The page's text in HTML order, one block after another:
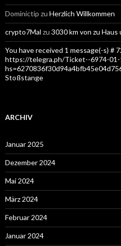
Dominictip zu Herzlich Willkommen
crypto7Mal zu 3030 km von zu
You have received 1 message(-s) #
https://telegra.ph/Ticket--6974-01-
Stoßstange
ARCHIV
Januar 2025
Dezember 2024
Mai 2024
März 2024
Februar 2024
Januar 2024